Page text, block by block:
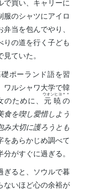
で買い、キャリーに
服のシャツにアイロ
当を包んでやり、
りの道を行く子ども
ていた。
ポーランド語を習
ワルシャワ大学で韓
ために、 元暁
ウオンヒヨ
の
＊＊
食を喫し愛惜しよう
み大切に護ろうとも
をあらかじめ調べて
がすぐに過ぎる。
ると、ソウルで暮
ないほど心の余裕が